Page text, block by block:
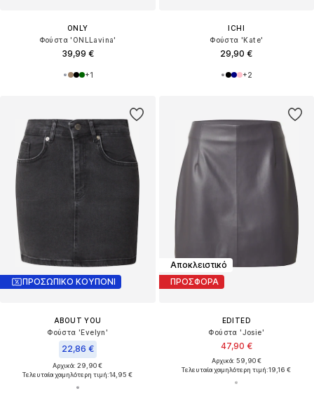
ONLY
Φούστα 'ONLLavina'
39,99 €
+1
ICHI
Φούστα 'Kate'
29,90 €
+2
ΠΡΟΣΩΠΙΚΟ ΚΟΥΠΟΝΙ
ABOUT YOU
Φούστα 'Evelyn'
22,86 €
Αρχικά: 29,90 €
Τελευταία χαμηλότερη τιμή:14,95 €
Αποκλειστικό
ΠΡΟΣΦΟΡΑ
EDITED
Φούστα 'Josie'
47,90 €
Αρχικά: 59,90 €
Τελευταία χαμηλότερη τιμή:19,16 €